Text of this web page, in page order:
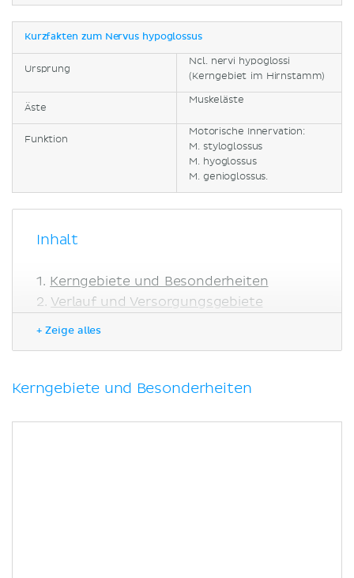
Kurzfakten zum Nervus hypoglossus
Ursprung
Ncl. nervi hypoglossi
(Kerngebiet im Hirnstamm)
Äste
Muskeläste
Funktion
Motorische Innervation:
M. styloglossus
M. hyoglossus
M. genioglossus.
Inhalt
Kerngebiete und Besonderheiten
Verlauf und Versorgungsgebiete
Literaturquellen
+ Zeige alles
Kerngebiete und Besonderheiten